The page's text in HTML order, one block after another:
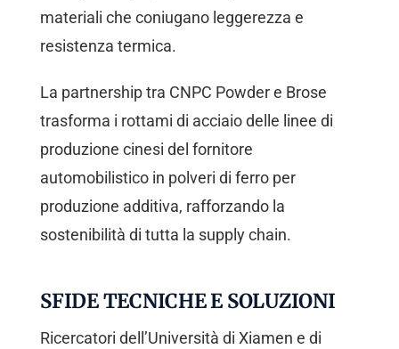
materiali che coniugano leggerezza e
resistenza termica.
La partnership tra CNPC Powder e Brose
trasforma i rottami di acciaio delle linee di
produzione cinesi del fornitore
automobilistico in polveri di ferro per
produzione additiva, rafforzando la
sostenibilità di tutta la supply chain.
SFIDE TECNICHE E SOLUZIONI
Ricercatori dell’Università di Xiamen e di